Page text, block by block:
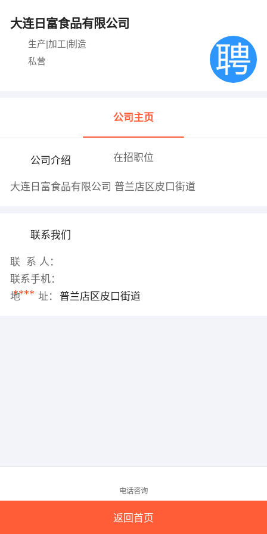
大连日富食品有限公司
生产|加工|制造
私营
公司主页
在招职位
公司介绍
大连日富食品有限公司 普兰店区皮口街道
联系我们
联 系 人：
联系手机：
****
地 址： 普兰店区皮口街道
电话咨询
返回首页